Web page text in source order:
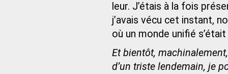
leur. J’étais à la fois
j’avais vécu cet instant,
où un monde unifié
Et bientôt,
d’un triste lendemain, je